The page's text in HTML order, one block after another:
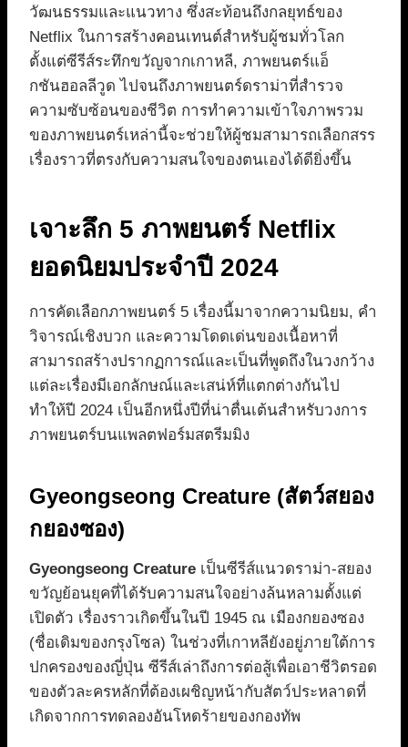
วัฒนธรรมและแนวทาง ซึ่งสะท้อนถึงกลยุทธ์ของ
Netflix ในการสร้างคอนเทนต์สำหรับผู้ชมทั่วโลก
ตั้งแต่ซีรีส์ระทึกขวัญจากเกาหลี, ภาพยนตร์แอ็
กชันฮอลลีวูด ไปจนถึงภาพยนตร์ดราม่าที่สำรวจ
ความซับซ้อนของชีวิต การทำความเข้าใจภาพรวม
ของภาพยนตร์เหล่านี้จะช่วยให้ผู้ชมสามารถเลือกสรร
เรื่องราวที่ตรงกับความสนใจของตนเองได้ดียิ่งขึ้น
เจาะลึก 5 ภาพยนตร์ Netflix
ยอดนิยมประจำปี 2024
การคัดเลือกภาพยนตร์ 5 เรื่องนี้มาจากความนิยม, คำ
วิจารณ์เชิงบวก และความโดดเด่นของเนื้อหาที่
สามารถสร้างปรากฏการณ์และเป็นที่พูดถึงในวงกว้าง
แต่ละเรื่องมีเอกลักษณ์และเสน่ห์ที่แตกต่างกันไป
ทำให้ปี 2024 เป็นอีกหนึ่งปีที่น่าตื่นเต้นสำหรับวงการ
ภาพยนตร์บนแพลตฟอร์มสตรีมมิง
Gyeongseong Creature (สัตว์สยอง
กยองซอง)
Gyeongseong Creature เป็นซีรีส์แนวดราม่า-สยอง
ขวัญย้อนยุคที่ได้รับความสนใจอย่างล้นหลามตั้งแต่
เปิดตัว เรื่องราวเกิดขึ้นในปี 1945 ณ เมืองกยองซอง
(ชื่อเดิมของกรุงโซล) ในช่วงที่เกาหลียังอยู่ภายใต้การ
ปกครองของญี่ปุ่น ซีรีส์เล่าถึงการต่อสู้เพื่อเอาชีวิตรอด
ของตัวละครหลักที่ต้องเผชิญหน้ากับสัตว์ประหลาดที่
เกิดจากการทดลองอันโหดร้ายของกองทัพ